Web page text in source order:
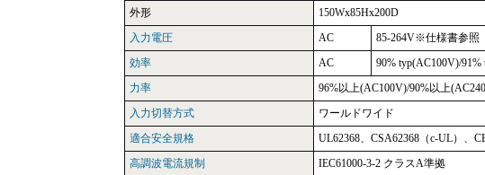
外形
150Wx85Hx200D
入力電圧
AC
85-264V※仕様書参照
効率
AC
90% typ(AC100V)/
力率
96%以上(AC100V)/90%以上
入力切替方式
ワールドワイド
適合安全規格
UL62368、CSA62368（c-UL）、
高調波電流規制
IEC61000-3-2 クラスA準拠